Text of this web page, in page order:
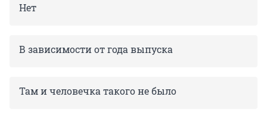
Нет
В зависимости от года выпуска
Там и человечка такого не было